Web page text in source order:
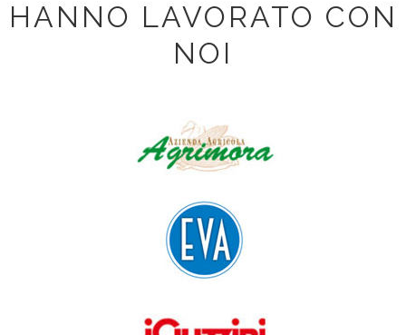
HANNO LAVORATO CON
NOI